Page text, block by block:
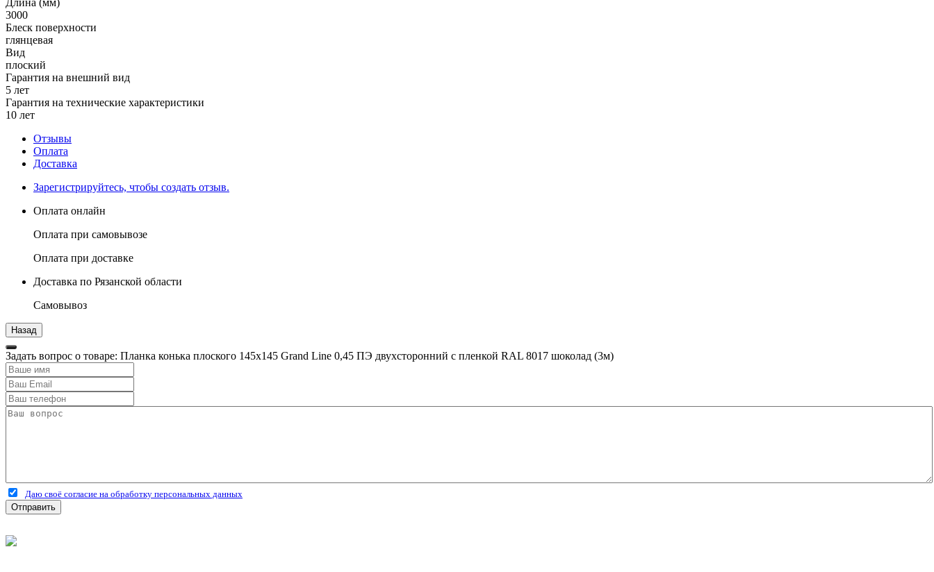
3000
Блеск поверхности
глянцевая
Вид
плоский
Гарантия на внешний вид
5 лет
Гарантия на технические характеристики
10 лет
Отзывы
Оплата
Доставка
Зарегистрируйтесь, чтобы создать отзыв.
Оплата онлайн
Оплата при самовывозе
Оплата при доставке
Доставка по Рязанской области
Самовывоз
Задать вопрос о товаре: Планка конька плоского 145х145 Grand Line 0,45 ПЭ двухсторонний с пленкой RAL 8017 шоколад (3м)
Даю своё согласие на обработку персональных данных
Отправить